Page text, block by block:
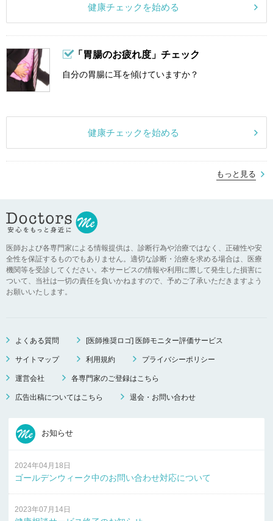
健康チェックを始める
「胃腸のお疲れ度」チェック
自分の胃腸に耳を傾けていますか？
健康チェックを始める
もっと見る
医師および各専門家による情報提供は、診断行為や治療ではなく、正確性や安
全性を保証するものでもありません。適切な診断・治療を求める場合は、医療
機関等を受診してください。本サービスの情報や利用に際して発生した損害に
ついて、当社は一切の責任を負いかねますので、予めご了承いただきますよう
お願いいたします。
よくある質問 [医師推奨ロゴ] 医師モニター評価サービス
サイトマップ 利用規約 プライバシーポリシー
運営会社 各専門家のご登録はこちら
広告出稿についてはこちら 退会・お問い合わせ
お知らせ
2024年04月18日
ゴールデンウィーク中のお問い合わせ対応について
2023年07月14日